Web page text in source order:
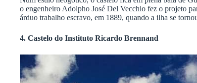
o engenheiro Adolpho José Del Vecchio fez o projeto
árduo trabalho escravo, em 1889, quando a ilha se
4. Castelo do Instituto Ricardo Brennand